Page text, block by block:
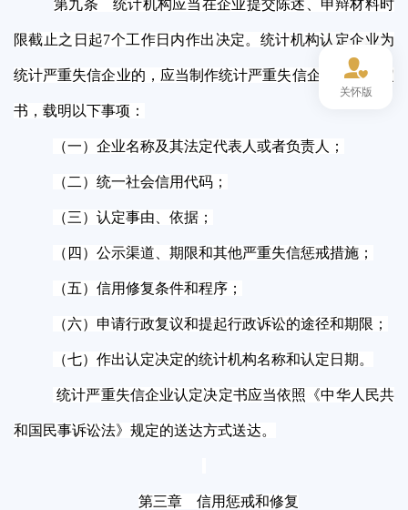
第九条 统计机构应当在企业提交陈述、申辩材料时
限截止之日起7个工作日内作出决定。统计机构认定企业为
统计严重失信企业的，应当制作统计严重失信企业认定决定
书，载明以下事项：
（一）企业名称及其法定代表人或者负责人；
（二）统一社会信用代码；
（三）认定事由、依据；
（四）公示渠道、期限和其他严重失信惩戒措施；
（五）信用修复条件和程序；
（六）申请行政复议和提起行政诉讼的途径和期限；
（七）作出认定决定的统计机构名称和认定日期。
统计严重失信企业认定决定书应当依照《中华人民共
和国民事诉讼法》规定的送达方式送达。
第三章 信用惩戒和修复
关怀版